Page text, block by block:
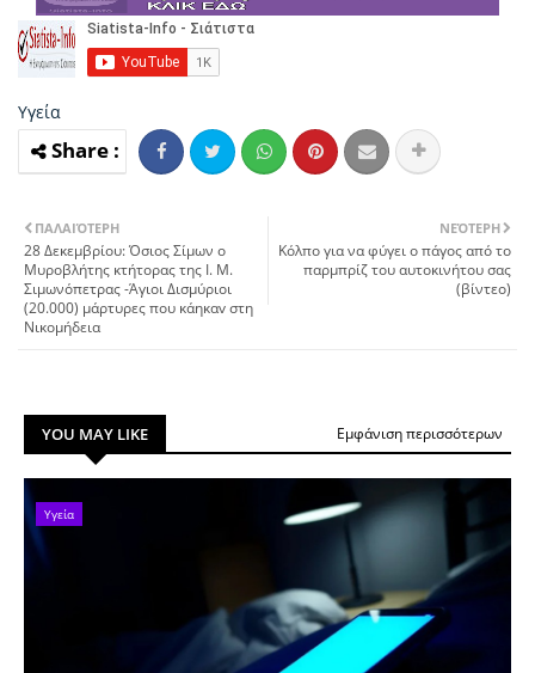
Υγεία
ΝΕΌΤΕΡΗ
Κόλπο για να φύγει ο πάγος από το
παρμπρίζ του αυτοκινήτου σας
(βίντεο)
ΠΑΛΑΙΌΤΕΡΗ
28 Δεκεμβρίoυ: Όσιος Σίμων ο
Mυροβλήτης κτήτορας της I. M.
Σιμωνόπετρας -Άγιοι Δισμύριoι
(20.000) μάρτυρες που κάηκαv στη
Nικομήδεια
YOU MAY LIKE Εμφάνιση περισσότερων
Υγεία